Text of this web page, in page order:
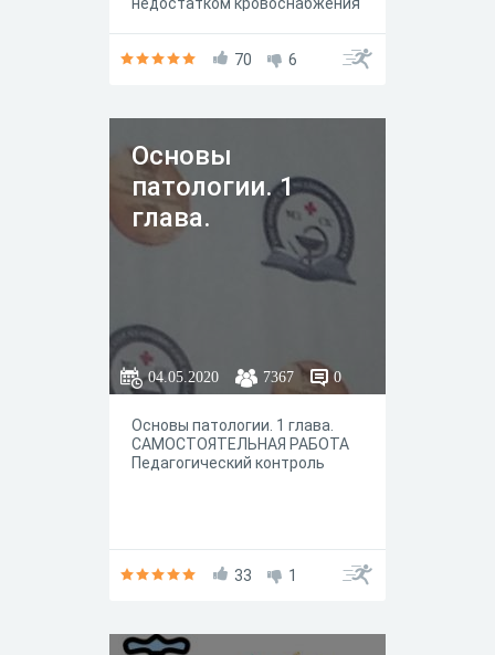
последних 15 лет именно
миру. К его развитию приводит
ваши ежедневные привычки.
Пройдите тест и выясните,
насколько ваш образ жизни
повышает угрозу
ишемического инсульта.
70 6
Основы
патологии. 1
глава.
04.05.2020 7367 0
Основы патологии. 1 глава.
САМОСТОЯТЕЛЬНАЯ РАБОТА
Педагогический контроль
33 1